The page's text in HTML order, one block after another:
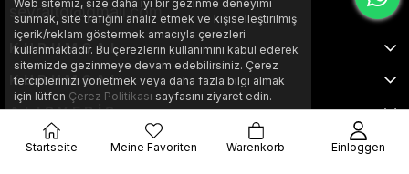
seyraltd@gmail.com
KURUMSAL
KURUMSAL
ALIŞVERİŞ
Web sitemiz, size daha iyi bir gezinme deneyimi
sunmak, site trafiğini analiz etmek ve kişiselleştirilmiş
içerik/reklam göstermek amacıyla çerezleri
kullanmaktadır. Bu çerezlerin kullanımını kabul ederek
sitemizde gezinmeye devam edebilirsiniz. Çerez
terciplerinizi yönetmek veya daha fazla bilgi almak
için lütfen Çerez Politikası sayfasını ziyaret edin.
Startseite Meine Favoriten Warenkorb Einloggen